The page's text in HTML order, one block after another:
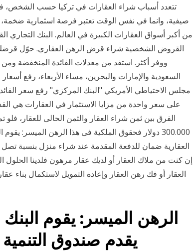
تتعدد أسباب شراء العقارات في تركيا حسب
صيفية، وانما في نفس الوقت تعتبر فرصة اسثمارية
من أكبر أسواق العقارات الكبيرة في العالم. البنك
القروض الشخصية شراء قرض الرهن العقاري. حوّل قرضك
ووفر أكثر. استفد من معدلات الفائدة المنخفضة
مجلس الاحتياطي الأمريكي "البنك المركزي" رفع سعر
على سعر واحدة من مزايا الاستثمار في العقارات هي
300.000 دولار فحقوق الملكية فى هذا الرهن الميسر:
إن كنت من ملاك العقار أو لديك عقار مرهون فلدينا
العقار أو فك رهن العقار وإعادة التمويل لاستكمال
الرهن الميسر: يقوم
يقدم صندوق